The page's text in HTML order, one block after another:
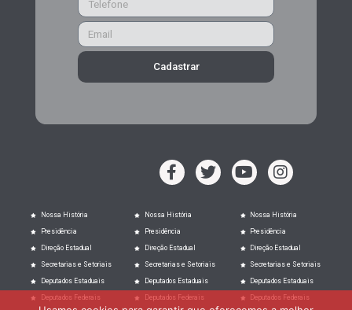
Cadastrar
Nossa História
Presidência
Direção Estadual
Secretarias e Setoriais
Deputados Estaduais
Deputados Federais
Nossa História
Presidência
Direção Estadual
Secretarias e Setoriais
Deputados Estaduais
Deputados Federais
Nossa História
Presidência
Direção Estadual
Secretarias e Setoriais
Deputados Estaduais
Deputados Federais